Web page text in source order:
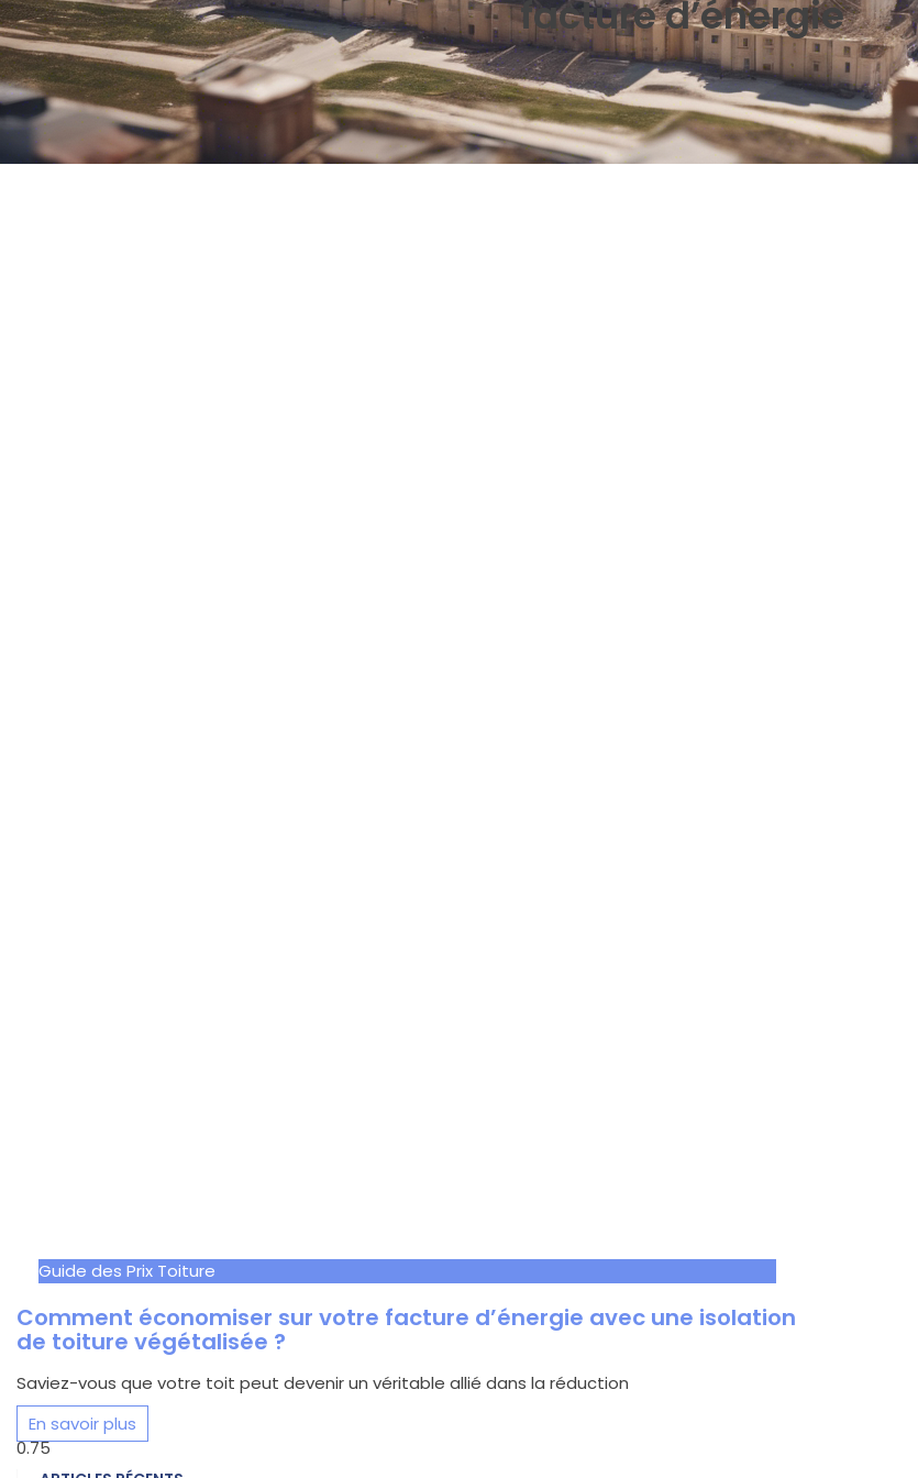
facture d’énergie
Guide des Prix Toiture
Comment économiser sur votre facture d’énergie avec une isolation
de toiture végétalisée ?
Saviez-vous que votre toit peut devenir un véritable allié dans la réduction
En savoir plus